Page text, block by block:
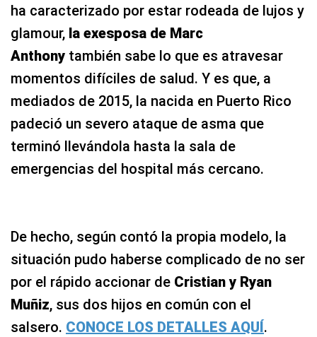
ha caracterizado por estar rodeada de lujos y
glamour, la exesposa de Marc
Anthony también sabe lo que es atravesar
momentos difíciles de salud. Y es que, a
mediados de 2015, la nacida en Puerto Rico
padeció un severo ataque de asma que
terminó llevándola hasta la sala de
emergencias del hospital más cercano.
De hecho, según contó la propia modelo, la
situación pudo haberse complicado de no ser
por el rápido accionar de Cristian y Ryan
Muñiz, sus dos hijos en común con el
salsero. CONOCE LOS DETALLES AQUÍ .